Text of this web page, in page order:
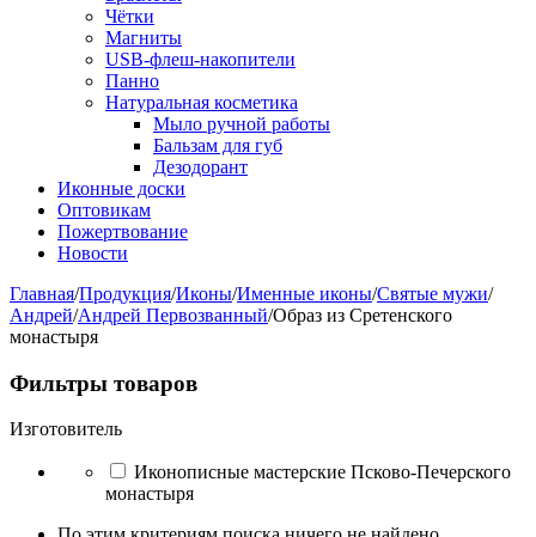
Чётки
Магниты
USB-флеш-накопители
Панно
Натуральная косметика
Мыло ручной работы
Бальзам для губ
Дезодорант
Иконные доски
Оптовикам
Пожертвование
Новости
Главная/Продукция/Иконы/Именные иконы/Святые мужи/
Андрей/Андрей Первозванный/Образ из Сретенского
монастыря
Фильтры товаров
Изготовитель
Иконописные мастерские Псково-Печерского
монастыря